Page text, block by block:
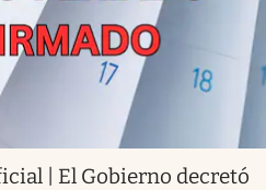
| El Gobierno decretó